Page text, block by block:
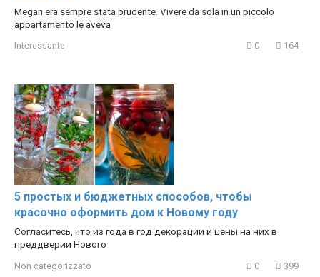
Megan era sempre stata prudente. Vivere da sola in un piccolo
appartamento le aveva
Interessante 0 164
5 простых и бюджетных способов, чтобы
красочно оформить дом к Новому году
Согласитесь, что из года в год декорации и цены на них в
преддверии Нового
Non categorizzato 0 399